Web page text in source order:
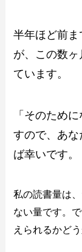
半年ほど前
が、この数
ています。
「そのため
すので、あ
ば幸いです。
私の読書量は
ない量です。で
えられるかど